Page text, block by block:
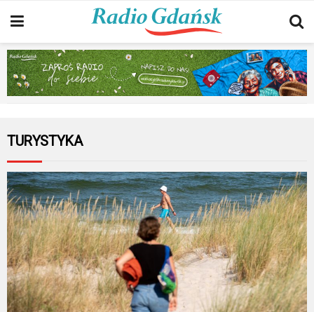
TURYSTYKA